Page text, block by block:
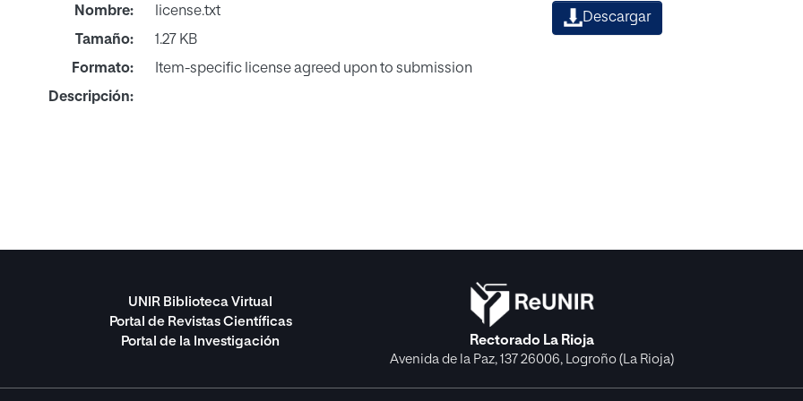
Nombre:
license.txt
Tamaño:
1.27 KB
Formato:
Item-specific license agreed upon to submission
Descripción:
Descargar
UNIR Biblioteca Virtual
Portal de Revistas Científicas
Portal de la Investigación
Rectorado La Rioja
Avenida de la Paz, 137 26006, Logroño (La Rioja)